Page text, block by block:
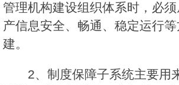
管理机构建设组织体系时，必
产信息安全、畅通、稳定运行
建。
2、制度保障子系统主要用